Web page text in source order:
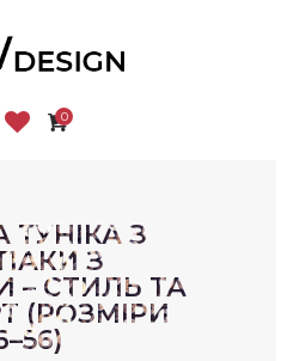
0
ТУНІКА З
З
– СТИЛЬ ТА
(РОЗМІРИ